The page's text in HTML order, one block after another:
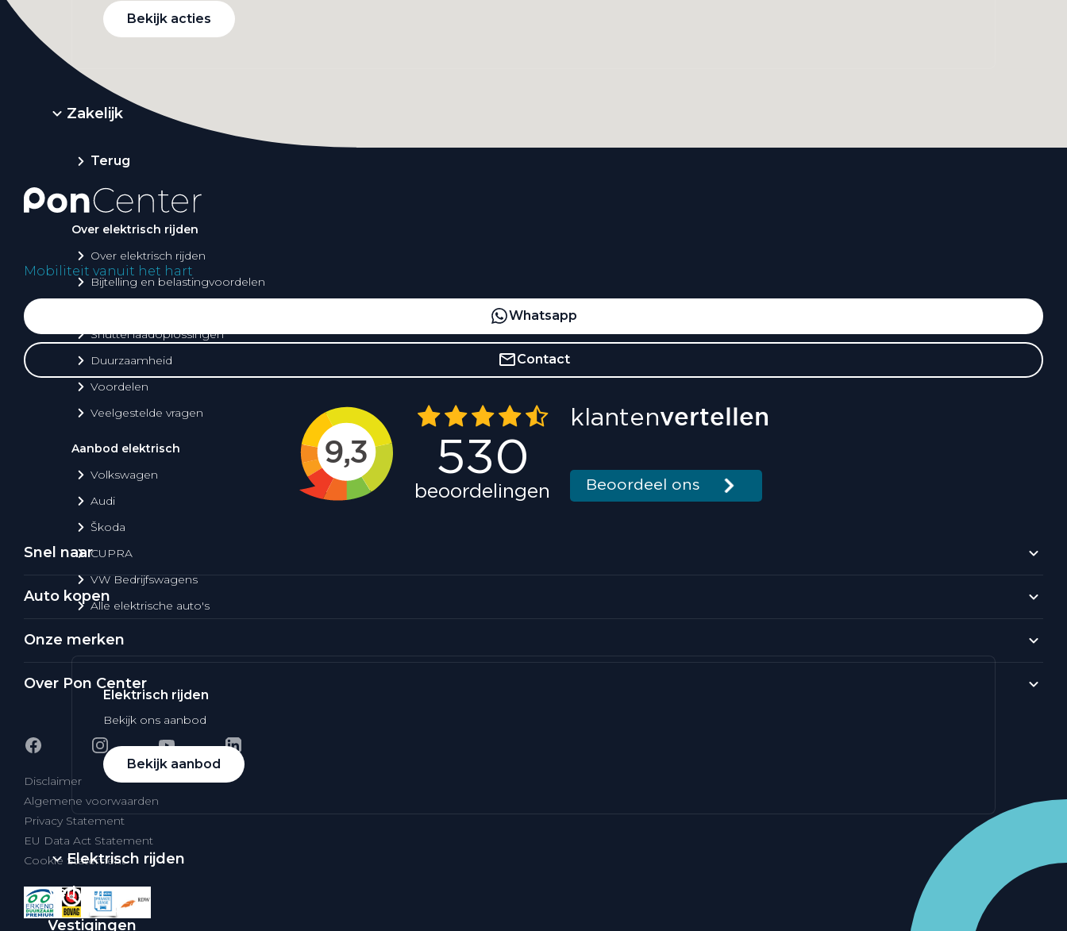
Bekijk acties
Zakelijk
Terug
Over elektrisch rijden
Over elektrisch rijden
Bijtelling en belastingvoordelen
Shuttel laadoplossingen
Duurzaamheid
Voordelen
Veelgestelde vragen
Aanbod elektrisch
Volkswagen
Audi
Škoda
CUPRA
VW Bedrijfswagens
Alle elektrische auto's
Elektrisch rijden
Bekijk ons aanbod
Bekijk aanbod
Elektrisch rijden
Verhuur
Vestigingen
Mobiliteit vanuit het hart
Whatsapp
Contact
Snel naar
Auto kopen
Onze merken
Over Pon Center
Disclaimer
Algemene voorwaarden
Privacy Statement
EU Data Act Statement
Cookie Statement